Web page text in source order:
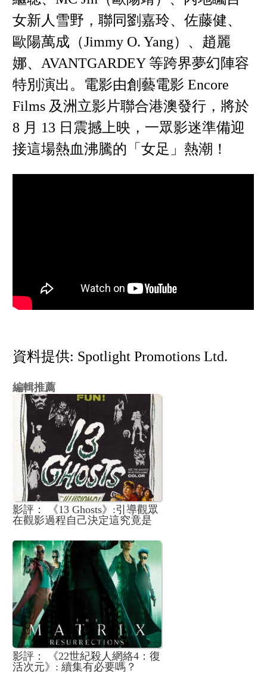
女新人雪野，聯同劉嘉玲、佐藤健、
歐陽萬成（Jimmy O. Yang）、趙麗
娜、AVANTGARDEY 等跨界夢幻陣容
特別演出。電影由創藝電影 Encore
Films 及洲立影片聯合港澳發行，將於
8 月 13 日震撼上映，一眾影迷準備迎
接這場熱血沸騰的「女足」熱潮！
資料提供: Spotlight Promotions Ltd.
編輯推薦
影評： 《13 Ghosts》:引導觀眾
在觀影過程自己決定這究竟是
影評： 《22世紀殺人網絡4：復
活次元》: 續集有必要嗎？